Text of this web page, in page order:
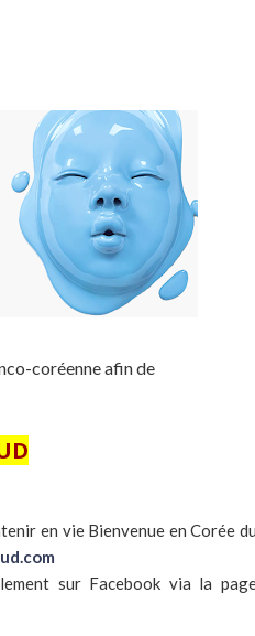
coréenne afin de
en vie Bienvenue en Corée du
sur Facebook via la